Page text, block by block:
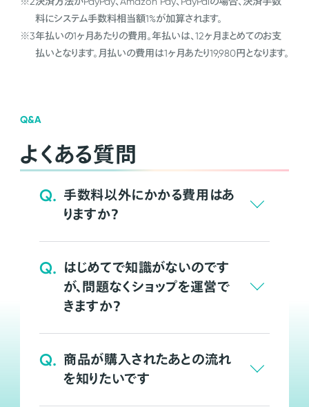
料にシステム手数料相当額1%が加算されます。
※3年払いの1ヶ月あたりの費用。年払いは、12ヶ月まとめてのお支
払いとなります。月払いの費用は1ヶ月あたり19,980円となります。
Q&A
よくある質問
Q. 手数料以外にかかる費用はあ
りますか？
Q. はじめてで知識がないのです
が、問題なくショップを運営で
きますか？
Q. 商品が購入されたあとの流れ
を知りたいです